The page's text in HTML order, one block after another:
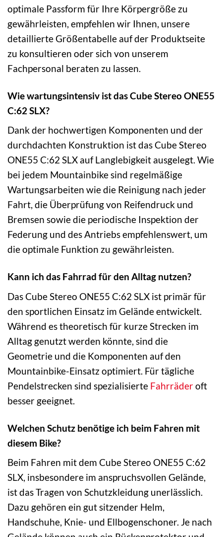
optimale Passform für Ihre Körpergröße zu
gewährleisten, empfehlen wir Ihnen, unsere
detaillierte Größentabelle auf der Produktseite
zu konsultieren oder sich von unserem
Fachpersonal beraten zu lassen.
Wie wartungsintensiv ist das Cube Stereo ONE55
C:62 SLX?
Dank der hochwertigen Komponenten und der
durchdachten Konstruktion ist das Cube Stereo
ONE55 C:62 SLX auf Langlebigkeit ausgelegt. Wie
bei jedem Mountainbike sind regelmäßige
Wartungsarbeiten wie die Reinigung nach jeder
Fahrt, die Überprüfung von Reifendruck und
Bremsen sowie die periodische Inspektion der
Federung und des Antriebs empfehlenswert, um
die optimale Funktion zu gewährleisten.
Kann ich das Fahrrad für den Alltag nutzen?
Das Cube Stereo ONE55 C:62 SLX ist primär für
den sportlichen Einsatz im Gelände entwickelt.
Während es theoretisch für kurze Strecken im
Alltag genutzt werden könnte, sind die
Geometrie und die Komponenten auf den
Mountainbike-Einsatz optimiert. Für tägliche
Pendelstrecken sind spezialisierte Fahrräderoft
besser geeignet.
Welchen Schutz benötige ich beim Fahren mit
diesem Bike?
Beim Fahren mit dem Cube Stereo ONE55 C:62
SLX, insbesondere im anspruchsvollen Gelände,
ist das Tragen von Schutzkleidung unerlässlich.
Dazu gehören ein gut sitzender Helm,
Handschuhe, Knie- und Ellbogenschoner. Je nach